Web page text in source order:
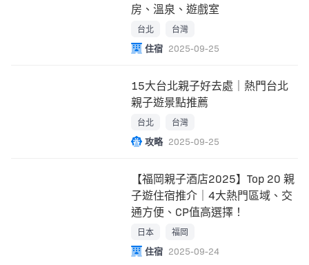
房、溫泉、遊戲室
台北 台灣
住宿 2025-09-25
15大台北親子好去處｜熱門台北
親子遊景點推薦
台北 台灣
攻略 2025-09-25
【福岡親子酒店2025】Top 20 親
子遊住宿推介｜4大熱門區域、交
通方便、CP值高選擇！
日本 福岡
住宿 2025-09-24